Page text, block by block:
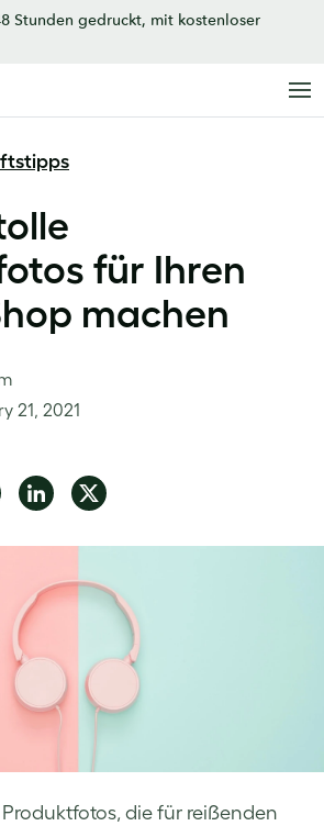
Stunden gedruckt, mit kostenloser
für Ihren
machen
die für reißenden
21, 2021
Share
LinkedIn
Share
Twitter